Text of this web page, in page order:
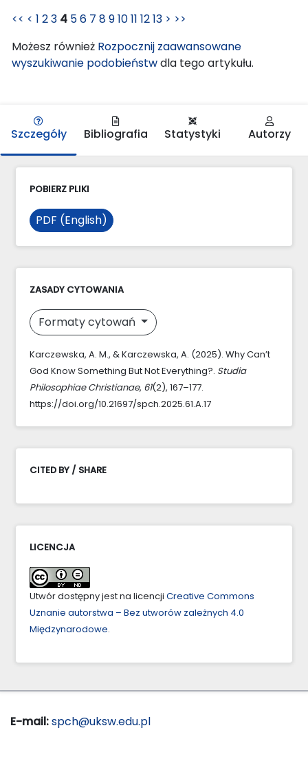
<< < 1 23 4 56 7 891011 1213 > >>
Możesz również Rozpocznij zaawansowane
wyszukiwanie podobieństwdla tego artykułu.
Szczegóły Bibliografia Statystyki Autorzy
POBIERZ PLIKI
PDF (English)
ZASADY CYTOWANIA
Formaty cytowań
Karczewska, A. M., & Karczewska, A. (2025). Why Can’t
God Know Something But Not Everything?. Studia
Philosophiae Christianae, 61(2), 167–177.
https://doi.org/10.21697/spch.2025.61.A.17
CITED BY / SHARE
LICENCJA
Utwór dostępny jest na licencji Creative Commons
Uznanie autorstwa – Bez utworów zależnych 4.0
Międzynarodowe.
E-mail:spch@uksw.edu.pl